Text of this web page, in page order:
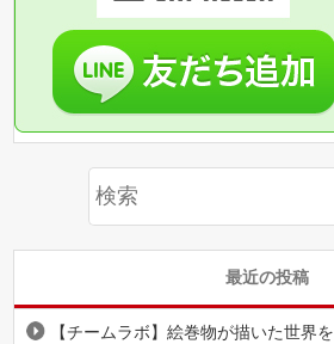
最近の投稿
【チームラボ】絵巻物が描いた世界